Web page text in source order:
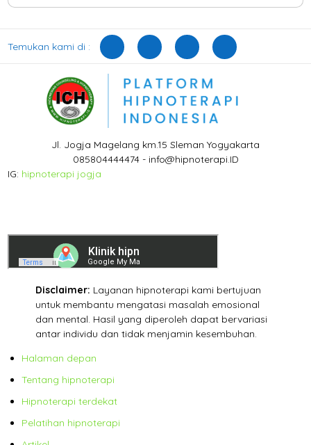
Temukan kami di :
Jl. Jogja Magelang km.15 Sleman Yogyakarta
085804444474 - info@hipnoterapi.ID
IG: hipnoterapi jogja
Disclaimer: Layanan hipnoterapi kami bertujuan
untuk membantu mengatasi masalah emosional
dan mental. Hasil yang diperoleh dapat bervariasi
antar individu dan tidak menjamin kesembuhan.
Halaman depan
Tentang hipnoterapi
Hipnoterapi terdekat
Pelatihan hipnoterapi